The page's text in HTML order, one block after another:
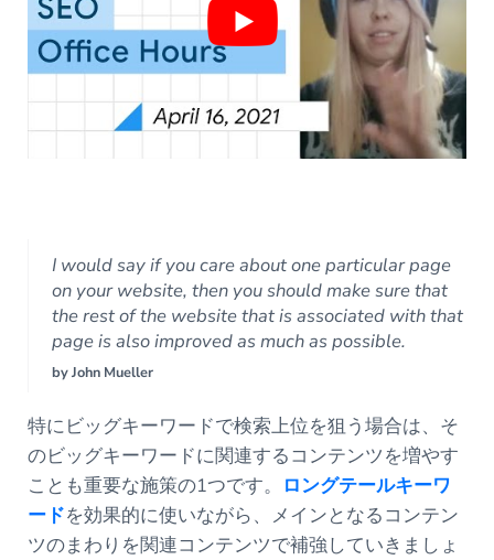
I would say if you care about one particular page
on your website, then you should make sure that
the rest of the website that is associated with that
page is also improved as much as possible.
by John Mueller
特にビッグキーワードで検索上位を狙う場合は、そ
のビッグキーワードに関連するコンテンツを増やす
ことも重要な施策の1つです。
ロングテールキーワ
ードを効果的に使いながら、メインとなるコンテン
ツのまわりを関連コンテンツで補強していきましょ